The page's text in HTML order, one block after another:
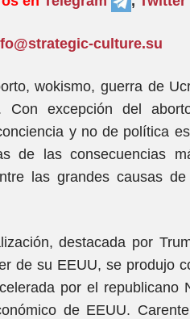
culture.su
wokismo, guerra de
Con excepción del
y no de política
de las consecuencias
las grandes causas
destacada por
de su EEUU, se produjo
por el
de EEUU.